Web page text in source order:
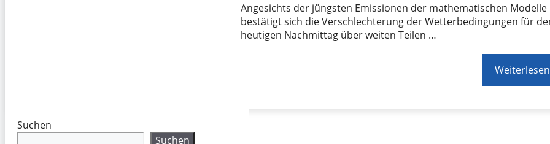
Angesichts der jüngsten Emissionen der mathematischen Modelle
bestätigt sich die Verschlechterung der Wetterbedingungen für
heutigen Nachmittag über weiten Teilen …
Weiterlesen
Suchen
Suchen